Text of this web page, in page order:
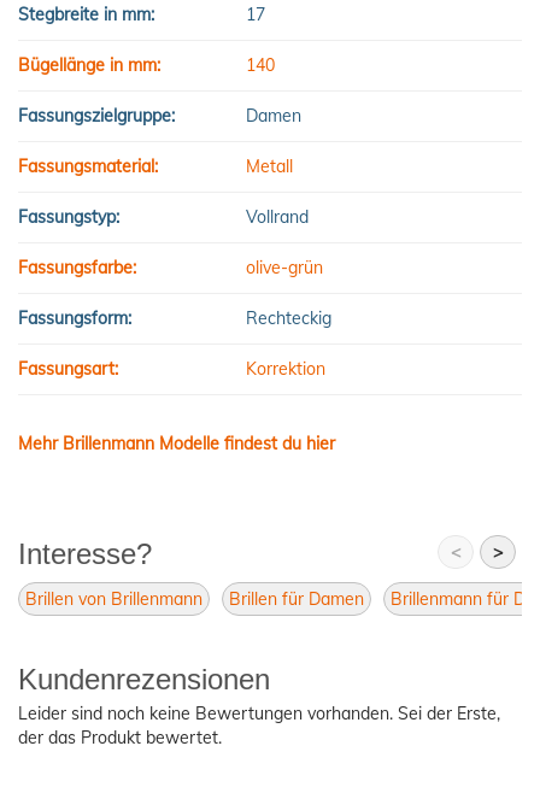
Stegbreite in mm: 17
Bügellänge in mm: 140
Fassungszielgruppe: Damen
Fassungsmaterial: Metall
Fassungstyp: Vollrand
Fassungsfarbe: olive-grün
Fassungsform: Rechteckig
Fassungsart: Korrektion
Mehr Brillenmann Modelle findest du hier
Interesse? < >
Brillen von Brillenmann Brillen für Damen Brillenmann für
Kundenrezensionen
Leider sind noch keine Bewertungen vorhanden. Sei der Erste,
der das Produkt bewertet.